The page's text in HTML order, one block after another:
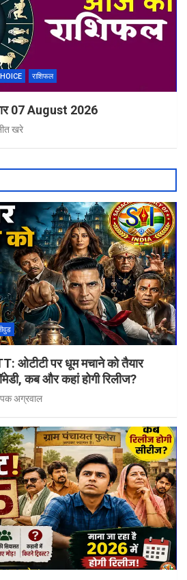
राशिफल
07 August 2026
खरे
ओटीटी पर धूम मचाने को तैयार
कब और कहां होगी रिलीज?
अग्रवाल